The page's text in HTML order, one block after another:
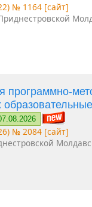
№ 1164 [сайт]
№ 2084 [сайт]